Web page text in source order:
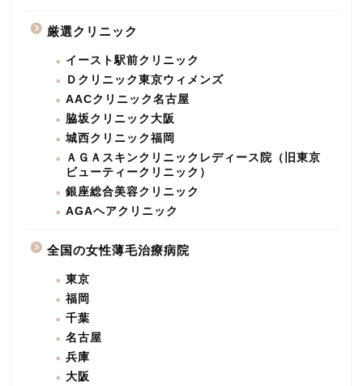
厳選クリニック
イースト駅前クリニック
Ｄクリニック東京ウィメンズ
AACクリニック名古屋
脇坂クリニック大阪
城西クリニック福岡
ＡＧＡスキンクリニックレディース院（旧東京
ビューティークリニック）
銀座総合美容クリニック
AGAヘアクリニック
全国の女性薄毛治療病院
東京
福岡
千葉
名古屋
兵庫
大阪